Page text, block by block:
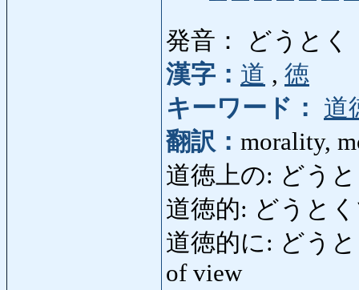
発音： どうとく
漢字： 道 , 徳
キーワード：
道
翻訳： morality,
道徳上の: どう
道徳的: どうと
道徳的に: どう
of view